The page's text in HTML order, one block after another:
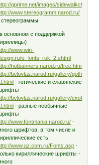
gprime.net/images/
www.stereogramm.narod.ru/
стереограммы
основном с поддержкой
www.win-
o_fonts_ruk_2.shtml
hotbanners.narod.ru/free.htm
belovlas.narod.ru/gallery/gothic-
- готические и славянские
belovlas.narod.ru/gallery/exotic-
- разные необычные
www.fontmania.narod.ru/ -
шрифтов, в том числе и
есть
www.az.com.ru/Fonts.asp -
кириллические шрифты -